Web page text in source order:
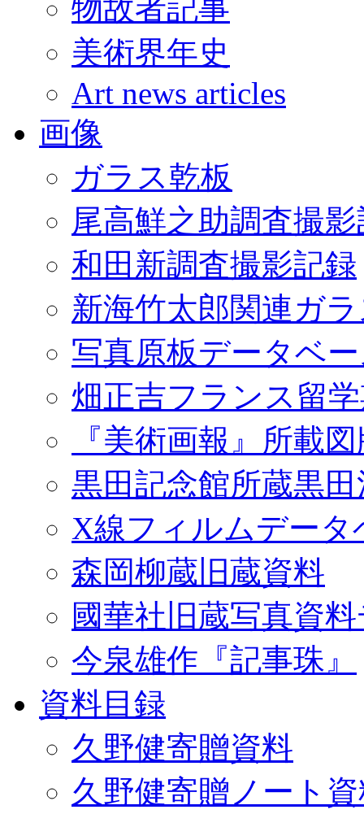
物故者記事
美術界年史
Art news articles
画像
ガラス乾板
尾高鮮之助調査撮
和田新調査撮影記録
新海竹太郎関連ガ
写真原板データベ
畑正吉フランス留
『美術画報』所載
黒田記念館所蔵黒
X線フィルムデータ
森岡柳蔵旧蔵資料
國華社旧蔵写真資
今泉雄作『記事珠』
資料目録
久野健寄贈資料
久野健寄贈ノート